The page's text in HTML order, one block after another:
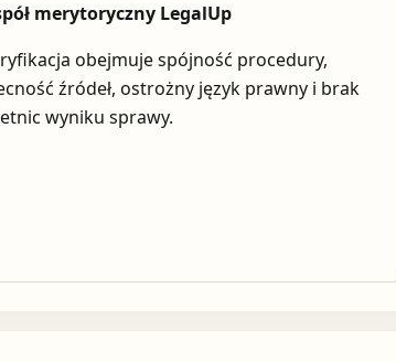
merytoryczny LegalUp
obejmuje spójność procedury,
źródeł, ostrożny język prawny i brak
wyniku sprawy.